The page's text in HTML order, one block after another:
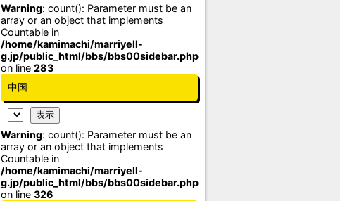
Warning: count(): Parameter must be an
array or an object that implements
Countable in
/home/kamimachi/marriyell-
g.jp/public_html/bbs/bbs00sidebar.php
on line 283
中国
Warning: count(): Parameter must be an
array or an object that implements
Countable in
/home/kamimachi/marriyell-
g.jp/public_html/bbs/bbs00sidebar.php
on line 326